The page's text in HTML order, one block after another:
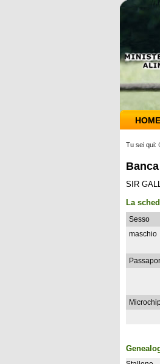
HOME
Tu sei qui:
SIR
La
Sesso
maschio